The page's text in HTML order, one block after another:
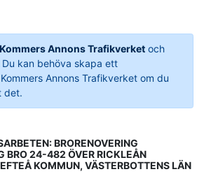
Kommers Annons Trafikverketoch
kan behöva skapa ett
Annons Trafikverket om du
det.
BRORENOVERING
BRO 24-482 ÖVER RICKLEÅN
KOMMUN, VÄSTERBOTTENS LÄN